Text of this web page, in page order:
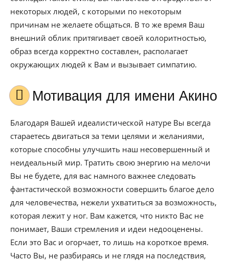
некоторых людей, с которыми по некоторым
причинам не желаете общаться. В то же время Ваш
внешний облик притягивает своей колоритностью,
образ всегда корректно составлен, располагает
окружающих людей к Вам и вызывает симпатию.
Мотивация для имени Акино
Благодаря Вашей идеалистической натуре Вы всегда
стараетесь двигаться за теми целями и желаниями,
которые способны улучшить наш несовершенный и
неидеальный мир. Тратить свою энергию на мелочи
Вы не будете, для вас намного важнее следовать
фантастической возможности совершить благое дело
для человечества, нежели ухватиться за возможность,
которая лежит у ног. Вам кажется, что никто Вас не
понимает, Ваши стремления и идеи недооценены.
Если это Вас и огорчает, то лишь на короткое время.
Часто Вы, не разбираясь и не глядя на последствия,